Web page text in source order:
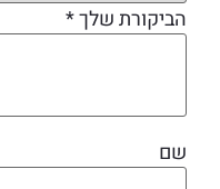
הביקורת שלך*
שם